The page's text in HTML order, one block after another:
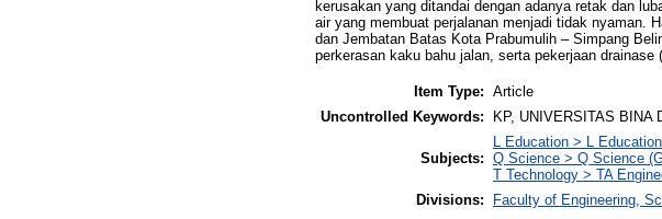
kerusakan yang ditandai dengan adanya retak dan
air yang membuat perjalanan menjadi tidak nyaman.
dan Jembatan Batas Kota Prabumulih – Simpang
perkerasan kaku bahu jalan, serta pekerjaan drainase
Item Type: Article
Uncontrolled Keywords:
KP, UNIVERSITAS BINA
Subjects:
L Education > L
Q Science > Q Science
T Technology > TA
Divisions:
Faculty of Engineering,